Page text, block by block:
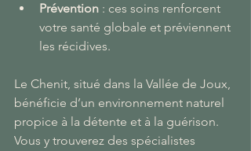
Prévention : ces soins renforcent
votre santé globale et préviennent
les récidives.
Le Chenit, situé dans la Vallée de Joux,
bénéficie d’un environnement naturel
propice à la détente et à la guérison.
Vous y trouverez des spécialistes